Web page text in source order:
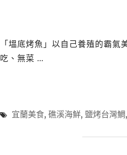
「塭底烤魚」以自己養殖的霸
吃、無菜 …
宜蘭美食, 礁溪海鮮, 鹽烤台灣鯛,